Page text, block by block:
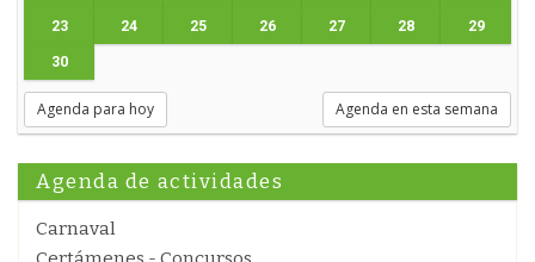
23 24 25 26 27 28 29
30
Agenda para hoy Agenda en esta semana
Agenda de actividades
Carnaval